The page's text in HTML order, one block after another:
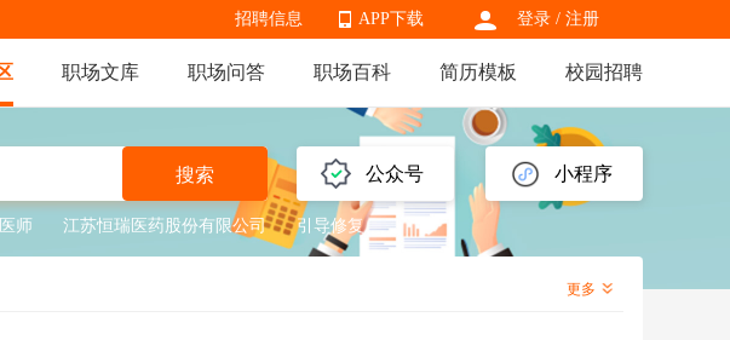
登录 / 注册
APP下载
APP下载
招聘信息
职场文库 职场问答 职场百科 简历模板 校园招聘
公众号 小程序
搜索
师 江苏恒瑞医药股份有限公司 引导修复
更多